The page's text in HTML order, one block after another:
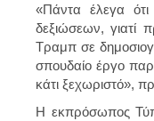
«Πάντα έλεγα
δεξιώσεων, γιατί
Τραμπ σε
σπουδαίο έργο
κάτι ξεχωριστό»,
Η εκπρόσωπος